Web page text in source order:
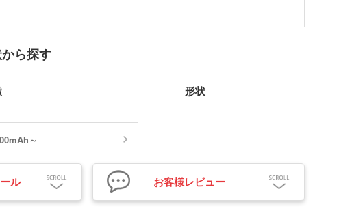
ら探す
形状
～
ル お客様レビュー
キャンバストートバッグ
保冷バッグ・レジかごバッ
マルシェバッグ
おしゃれトートバッグ
フラットポーチ
短納期ポーチ
プラスチックタンブラー
アルミボトル・マウンテン
ボトル（カラビナ付）
プラスチックマグカップ・
バンブーマグカップ
オリジナルドライTシャツ・